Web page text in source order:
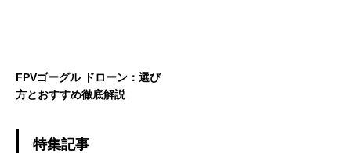
FPVゴーグル ドローン：選び
方とおすすめ徹底解説
特集記事